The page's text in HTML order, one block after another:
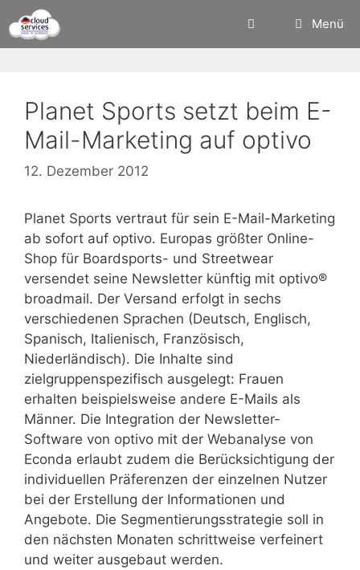
Inhalt
springen
Menü
Planet Sports setzt beim E-
Mail-Marketing auf optivo
12. Dezember 2012
Planet Sports vertraut für sein E-Mail-Marketing
ab sofort auf optivo. Europas größter Online-
Shop für Boardsports- und Streetwear
versendet seine Newsletter künftig mit optivo®
broadmail. Der Versand erfolgt in sechs
verschiedenen Sprachen (Deutsch, Englisch,
Spanisch, Italienisch, Französisch,
Niederländisch). Die Inhalte sind
zielgruppenspezifisch ausgelegt: Frauen
erhalten beispielsweise andere E-Mails als
Männer. Die Integration der Newsletter-
Software von optivo mit der Webanalyse von
Econda erlaubt zudem die Berücksichtigung der
individuellen Präferenzen der einzelnen Nutzer
bei der Erstellung der Informationen und
Angebote. Die Segmentierungsstrategie soll in
den nächsten Monaten schrittweise verfeinert
und weiter ausgebaut werden.